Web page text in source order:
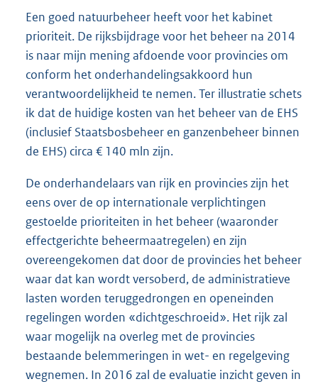
Een goed natuurbeheer heeft voor het kabinet
prioriteit. De rijksbijdrage voor het beheer na 2014
is naar mijn mening afdoende voor provincies om
conform het onderhandelingsakkoord hun
verantwoordelijkheid te nemen. Ter illustratie schets
ik dat de huidige kosten van het beheer van de EHS
(inclusief Staatsbosbeheer en ganzenbeheer binnen
de EHS) circa € 140 mln zijn.
De onderhandelaars van rijk en provincies zijn het
eens over de op internationale verplichtingen
gestoelde prioriteiten in het beheer (waaronder
effectgerichte beheermaatregelen) en zijn
overeengekomen dat door de provincies het beheer
waar dat kan wordt versoberd, de administratieve
lasten worden teruggedrongen en openeinden
regelingen worden «dichtgeschroeid». Het rijk zal
waar mogelijk na overleg met de provincies
bestaande belemmeringen in wet- en regelgeving
wegnemen. In 2016 zal de evaluatie inzicht geven in